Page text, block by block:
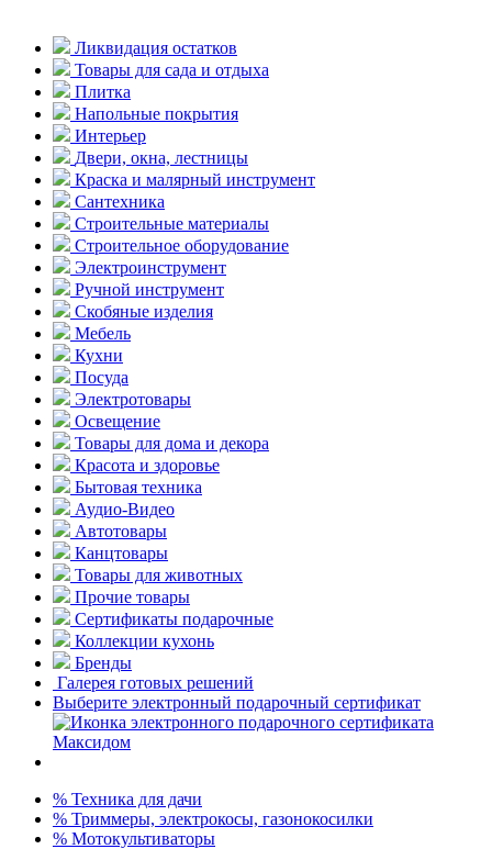
Ликвидация остатков
Товары для сада и отдыха
Плитка
Напольные покрытия
Интерьер
Двери, окна, лестницы
Краска и малярный инструмент
Сантехника
Строительные материалы
Строительное оборудование
Электроинструмент
Ручной инструмент
Скобяные изделия
Мебель
Кухни
Посуда
Электротовары
Освещение
Товары для дома и декора
Красота и здоровье
Бытовая техника
Аудио-Видео
Автотовары
Канцтовары
Товары для животных
Прочие товары
Сертификаты подарочные
Коллекции кухонь
Бренды
Галерея готовых решений
Выберите электронный подарочный сертификат
% Техника для дачи
% Триммеры, электрокосы, газонокосилки
% Мотокультиваторы